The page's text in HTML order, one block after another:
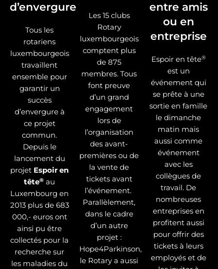
d’envergure
Tous les
rotariens
luxembourgeois
travaillent
ensemble pour
garantir un
succès
d’envergure à
ce projet
commun.
Depuis le
lancement du
projet Espoir en
tête® au
Luxembourg en
2013 plus de 683
000,- euros ont
ainsi pu être
collectés pour la
recherche sur
les maladies du
Les 15 clubs
Rotary
luxembourgeois
comptent plus
de 875
membres. Tous
font preuve
d’un grand
engagement
lors de
l’organisation
des avant-
premières ou de
la vente de
tickets avant
l’événement.
Parallèlement,
dans le cadre
d’un autre
projet :
Hope4Parkinson,
le Rotary a aussi
entre amis
ou en
entreprise
Espoir en tête®
est un
événement qui
se prête à une
sortie en famille
le dimanche
matin mais
aussi comme
événement
avec les
collègues de
travail. De
nombreuses
entreprises en
profitent aussi
pour offrir des
tickets à leurs
employés et de